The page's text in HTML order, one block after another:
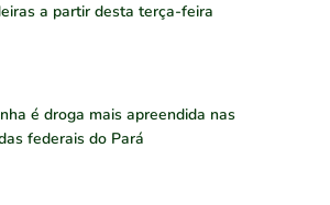
a partir desta terça-feira
é droga mais apreendida nas
federais do Pará